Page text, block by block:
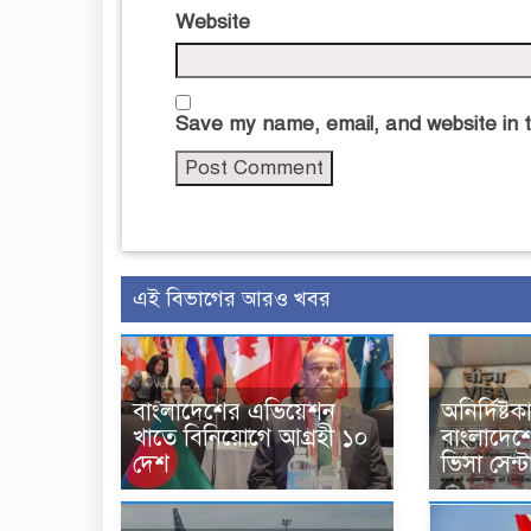
Website
Save my name, email, and website
এই বিভাগের আরও খবর
বাংলাদেশের এভিয়েশন
খাতে বিনিয়োগে আগ্রহী ১০
দেশ
ভিসা